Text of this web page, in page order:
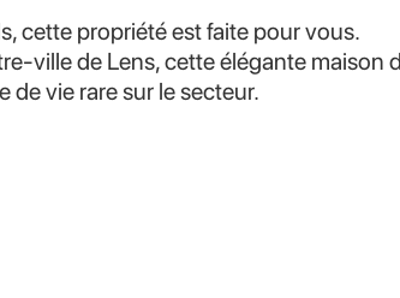
cette propriété est faite pour vous.
ville de Lens, cette élégante maison
de vie rare sur le secteur.